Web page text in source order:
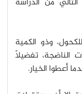
وذو الكمية
الشوكيات الناضجة، تفضيلاً
أعطوا الخيار.